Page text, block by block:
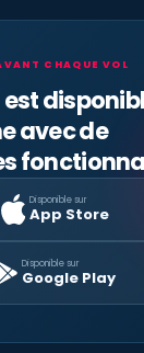
CHAQUE VOL
avec de
Disponible sur
App Store
Disponible sur
Google Play